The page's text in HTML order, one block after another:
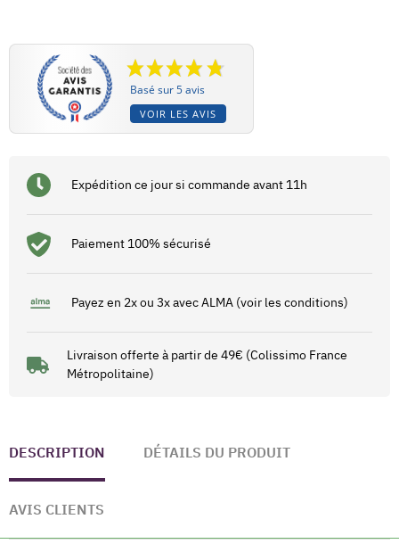
Basé sur 5 avis
VOIR LES AVIS
Expédition ce jour si commande avant 11h
Paiement 100% sécurisé
Payez en 2x ou 3x avec ALMA (voir les conditions)
Livraison offerte à partir de 49€ (Colissimo France
Métropolitaine)
DESCRIPTION DÉTAILS DU PRODUIT
AVIS CLIENTS